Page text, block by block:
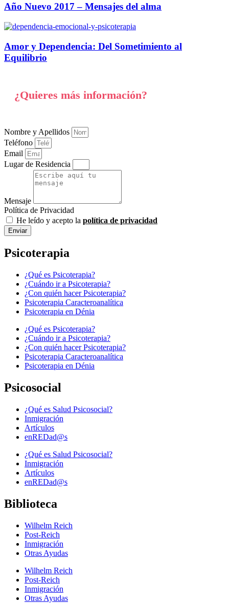
Año Nuevo 2017 – Mensajes del alma
Amor y Dependencia: Del Sometimiento al
Equilibrio
¿Quieres más información?
Nombre y Apellidos
Teléfono
Email
Lugar de Residencia
Mensaje
Política de Privacidad
He leído y acepto la política de privacidad
Enviar
Psicoterapia
¿Qué es Psicoterapia?
¿Cuándo ir a Psicoterapia?
¿Con quién hacer Psicoterapia?
Psicoterapia Caracteroanalítica
Psicoterapia en Dénia
¿Qué es Psicoterapia?
¿Cuándo ir a Psicoterapia?
¿Con quién hacer Psicoterapia?
Psicoterapia Caracteroanalítica
Psicoterapia en Dénia
Psicosocial
¿Qué es Salud Psicosocial?
Inmigración
Artículos
enREDad@s
¿Qué es Salud Psicosocial?
Inmigración
Artículos
enREDad@s
Biblioteca
Wilhelm Reich
Post-Reich
Inmigración
Otras Ayudas
Wilhelm Reich
Post-Reich
Inmigración
Otras Ayudas